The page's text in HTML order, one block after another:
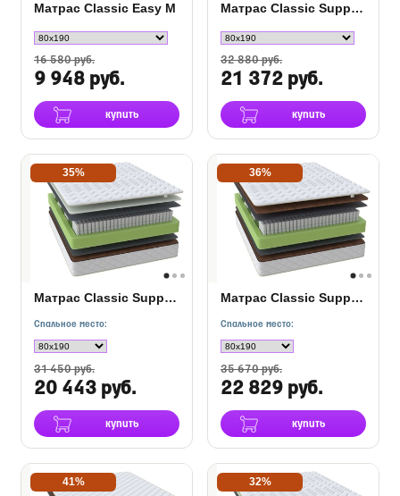
Матрас Classic Easy M
16 580 руб.
9 948 руб.
купить
Матрас Classic Support M
32 880 руб.
21 372 руб.
купить
35%
Матрас Classic Support M/F
Спальное место:
31 450 руб.
20 443 руб.
купить
36%
Матрас Classic Support F
Спальное место:
35 670 руб.
22 829 руб.
купить
41% 32%